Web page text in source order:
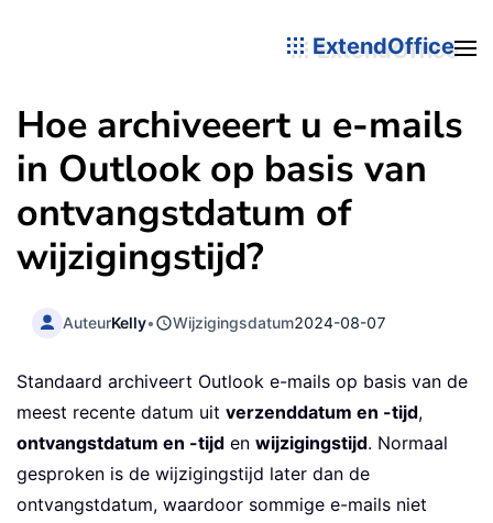
ExtendOffice
Hoe archiveeert u e-mails
in Outlook op basis van
ontvangstdatum of
wijzigingstijd?
AuteurKelly• Wijzigingsdatum2024-08-07
Standaard archiveert Outlook e-mails op basis van de
meest recente datum uit verzenddatum en -tijd,
ontvangstdatum en -tijd en wijzigingstijd. Normaal
gesproken is de wijzigingstijd later dan de
ontvangstdatum, waardoor sommige e-mails niet